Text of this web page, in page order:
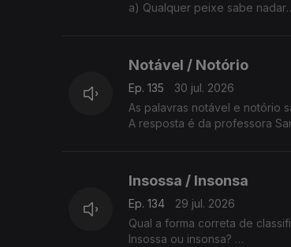
a) Qualquer peixe sabe nadar
Notável / Notório
Ep. 135
30 jul. 2026
As palavras notável e notório
A resposta é da professora
Insossa / Insonsa
Ep. 134
29 jul. 2026
Qual a forma correta de
Insossa ou insonsa?